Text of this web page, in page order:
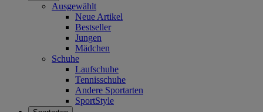
Ausgewählt
Neue Artikel
Bestseller
Jungen
Mädchen
Schuhe
Laufschuhe
Tennisschuhe
Andere Sportarten
SportStyle